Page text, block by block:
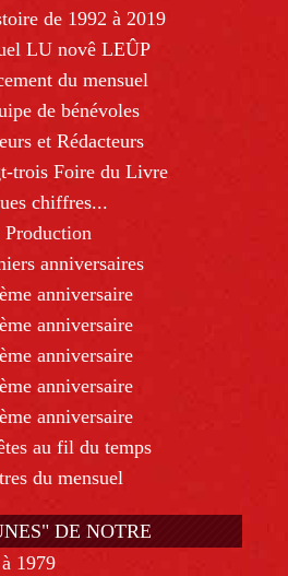
de 1992 à 2019
LU novê LEÛP
du mensuel
de bénévoles
et Rédacteurs
trois Foire du Livre
chiffres...
Production
anniversaires
anniversaire
anniversaire
anniversaire
anniversaire
anniversaire
au fil du temps
du mensuel
DE NOTRE
1979